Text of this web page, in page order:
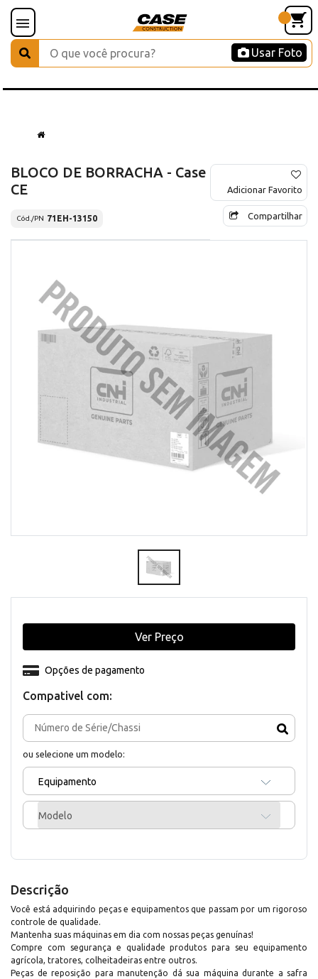
Usar Foto
BLOCO DE BORRACHA - Case
CE
Cód./PN 71EH-13150
Adicionar Favorito
Compartilhar
Compativel com:
ou selecione um modelo:
Equipamento
Modelo
Opções de pagamento
Ver Preço
Descrição
Você está adquirindo peças e equipamentos que passam por um rigoroso
controle de qualidade.
Mantenha suas máquinas em dia com nossas peças genuínas!
Compre com segurança e qualidade produtos para seu equipamento
agrícola, tratores, colheitadeiras entre outros.
Peças de reposição para manutenção dá sua máquina durante a safra